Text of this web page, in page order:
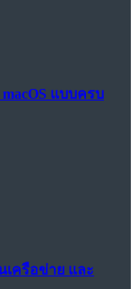
แบบครบ
เครือข่าย และ